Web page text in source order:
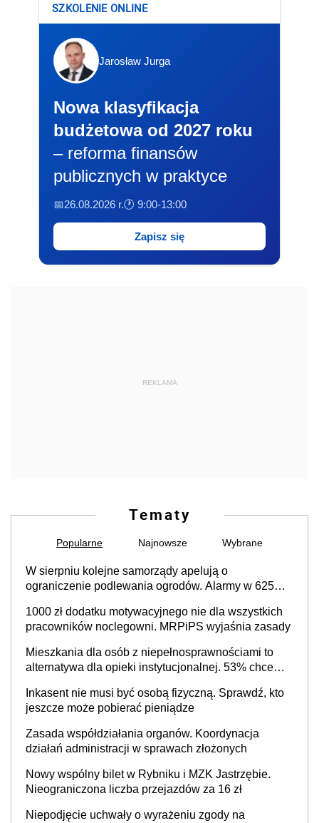
SZKOLENIE ONLINE
Jarosław Jurga
Nowa klasyfikacja
budżetowa od 2027 roku
– reforma finansów
publicznych w praktyce
📅26.08.2026 r.🕐 9:00-13:00
Zapisz się
REKLAMA
Tematy
Popularne Najnowsze Wybrane
W sierpniu kolejne samorządy apelują o
ograniczenie podlewania ogrodów. Alarmy w 625
cały kraj
1000 zł dodatku motywacyjnego nie dla wszystkich
pracowników noclegowni. MRPiPS wyjaśnia zasady
Mieszkania dla osób z niepełnosprawnościami to
alternatywa dla opieki instytucjonalnej. 53% chce
Inkasent nie musi być osobą fizyczną. Sprawdź, kto
jeszcze może pobierać pieniądze
Zasada współdziałania organów. Koordynacja
działań administracji w sprawach złożonych
Nowy wspólny bilet w Rybniku i MZK Jastrzębie.
Nieograniczona liczba przejazdów za 16 zł
Niepodjęcie uchwały o wyrażeniu zgody na